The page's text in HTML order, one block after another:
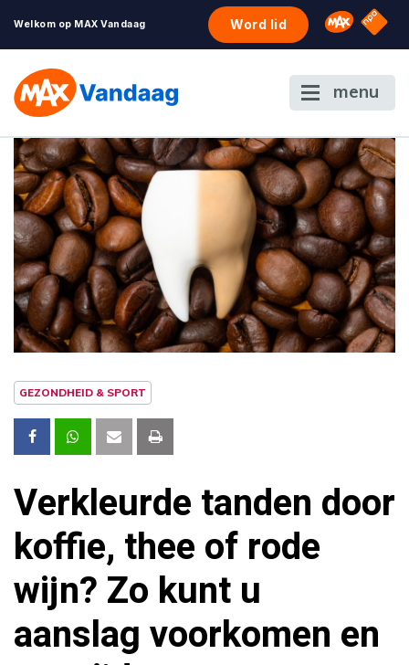
Welkom op MAX Vandaag Word lid Omroep
NPO
menu
GEZONDHEID & SPORT
Verkleurde tanden door
koffie, thee of rode
wijn? Zo kunt u
aanslag voorkomen en